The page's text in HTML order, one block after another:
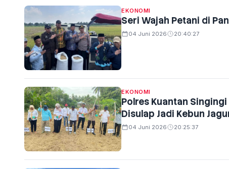
EKONOMI
Seri Wajah Petani di
04 Juni 2026 20:40:27
EKONOMI
Polres Kuantan
Disulap Jadi Kebun
04 Juni 2026 20:25:37